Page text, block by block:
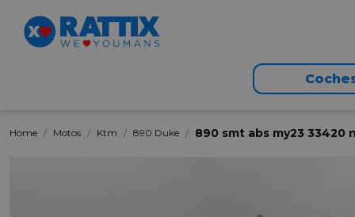
Home Motos Ktm 890 Duke 890 smt abs my23 33420